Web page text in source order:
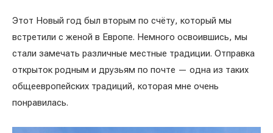
Этот Новый год был вторым по счёту, который мы
встретили с женой в Европе. Немного освоившись, мы
стали замечать различные местные традиции. Отправка
открыток родным и друзьям по почте — одна из таких
общеевропейских традиций, которая мне очень
понравилась.